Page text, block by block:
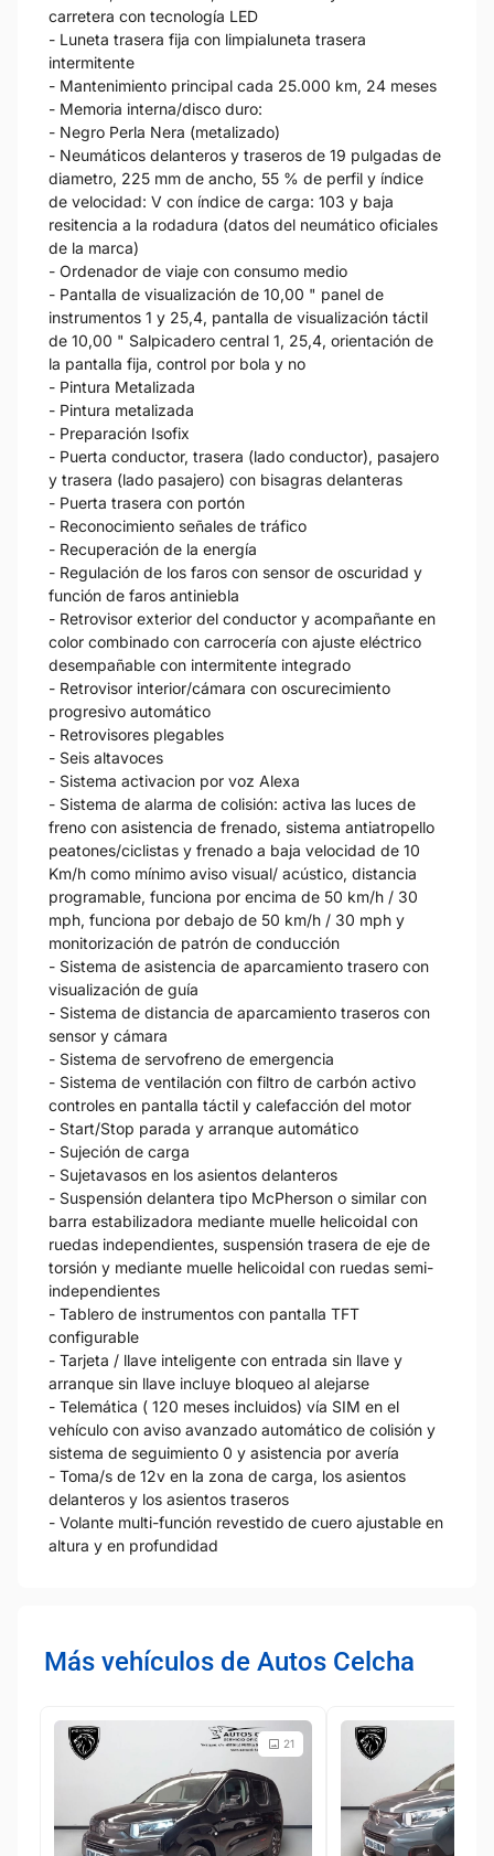
carretera con tecnología LED
- Luneta trasera fija con limpialuneta trasera
intermitente
- Mantenimiento principal cada 25.000 km, 24 meses
- Memoria interna/disco duro:
- Negro Perla Nera (metalizado)
- Neumáticos delanteros y traseros de 19 pulgadas de
diametro, 225 mm de ancho, 55 % de perfil y índice
de velocidad: V con índice de carga: 103 y baja
resitencia a la rodadura (datos del neumático oficiales
de la marca)
- Ordenador de viaje con consumo medio
- Pantalla de visualización de 10,00 " panel de
instrumentos 1 y 25,4, pantalla de visualización táctil
de 10,00 " Salpicadero central 1, 25,4, orientación de
la pantalla fija, control por bola y no
- Pintura Metalizada
- Pintura metalizada
- Preparación Isofix
- Puerta conductor, trasera (lado conductor), pasajero
y trasera (lado pasajero) con bisagras delanteras
- Puerta trasera con portón
- Reconocimiento señales de tráfico
- Recuperación de la energía
- Regulación de los faros con sensor de oscuridad y
función de faros antiniebla
- Retrovisor exterior del conductor y acompañante en
color combinado con carrocería con ajuste eléctrico
desempañable con intermitente integrado
- Retrovisor interior/cámara con oscurecimiento
progresivo automático
- Retrovisores plegables
- Seis altavoces
- Sistema activacion por voz Alexa
- Sistema de alarma de colisión: activa las luces de
freno con asistencia de frenado, sistema antiatropello
peatones/ciclistas y frenado a baja velocidad de 10
Km/h como mínimo aviso visual/ acústico, distancia
programable, funciona por encima de 50 km/h / 30
mph, funciona por debajo de 50 km/h / 30 mph y
monitorización de patrón de conducción
- Sistema de asistencia de aparcamiento trasero con
visualización de guía
- Sistema de distancia de aparcamiento traseros con
sensor y cámara
- Sistema de servofreno de emergencia
- Sistema de ventilación con filtro de carbón activo
controles en pantalla táctil y calefacción del motor
- Start/Stop parada y arranque automático
- Sujeción de carga
- Sujetavasos en los asientos delanteros
- Suspensión delantera tipo McPherson o similar con
barra estabilizadora mediante muelle helicoidal con
ruedas independientes, suspensión trasera de eje de
torsión y mediante muelle helicoidal con ruedas semi-
independientes
- Tablero de instrumentos con pantalla TFT
configurable
- Tarjeta / llave inteligente con entrada sin llave y
arranque sin llave incluye bloqueo al alejarse
- Telemática ( 120 meses incluidos) vía SIM en el
vehículo con aviso avanzado automático de colisión y
sistema de seguimiento 0 y asistencia por avería
- Toma/s de 12v en la zona de carga, los asientos
delanteros y los asientos traseros
- Volante multi-función revestido de cuero ajustable en
altura y en profundidad
Más vehículos de Autos Celcha
21